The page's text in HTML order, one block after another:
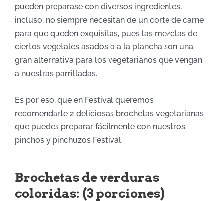
pueden preparase con diversos ingredientes,
incluso, no siempre necesitan de un corte de carne
para que queden exquisitas, pues las mezclas de
ciertos vegetales asados o a la plancha son una
gran alternativa para los vegetarianos que vengan
a nuestras parrilladas.
Es por eso, que en Festival queremos
recomendarte 2 deliciosas brochetas vegetarianas
que puedes preparar fácilmente con nuestros
pinchos y pinchuzos Festival.
Brochetas de verduras
coloridas: (3 porciones)